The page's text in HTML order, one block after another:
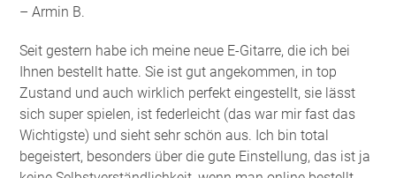
– Armin B.
Seit gestern habe ich meine neue E-Gitarre, die ich bei
Ihnen bestellt hatte. Sie ist gut angekommen, in top
Zustand und auch wirklich perfekt eingestellt, sie lässt
sich super spielen, ist federleicht (das war mir fast das
Wichtigste) und sieht sehr schön aus. Ich bin total
begeistert, besonders über die gute Einstellung, das ist ja